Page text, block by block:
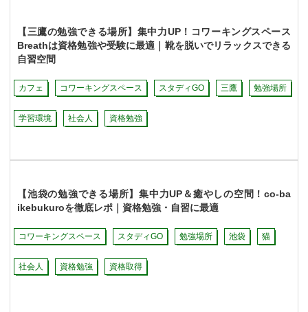
【三鷹の勉強できる場所】集中力UP！コワーキングスペース
Breathは資格勉強や受験に最適｜靴を脱いでリラックスできる
自習空間
カフェ コワーキングスペース スタディGO 三鷹 勉強場所
学習環境 社会人 資格勉強
【池袋の勉強できる場所】集中力UP＆癒やしの空間！co-ba
ikebukuroを徹底レポ｜資格勉強・自習に最適
コワーキングスペース スタディGO 勉強場所 池袋 猫
社会人 資格勉強 資格取得